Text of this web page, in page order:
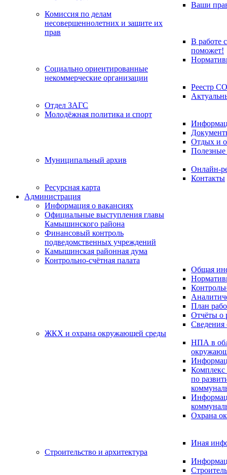
Ваши
Комиссия по делам
несовершеннолетних и защите их
прав
В работе
поможет!
Социально ориентированные
некоммерческие организации
Реестр
Отдел ЗАГС
Молодёжная политика и спорт
Отдых и
Муниципальный архив
Онлайн-
Контакты
Ресурсная карта
Администрация
Информация о вакансиях
Официальные выступления главы
Камышинского района
Финансовый контроль
подведомственных учреждений
Камышинская районная дума
Контрольно-счётная палата
Общая
План
Отчёты о
Сведения
ЖКХ и охрана окружающей среды
НПА в
Комплекс
по
Охрана
Иная
Строительство и архитектура